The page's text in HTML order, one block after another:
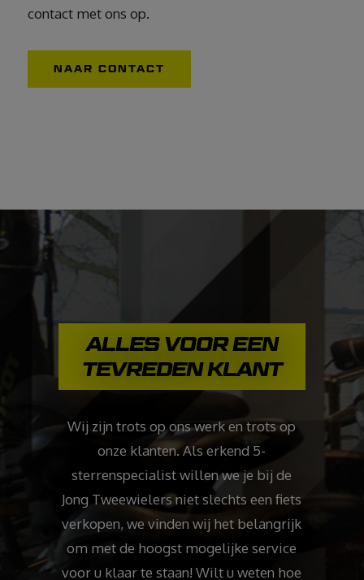
contact met ons op.
NAAR CONTACT
ALLES VOOR EEN
TEVREDEN KLANT
Wij zijn trots op ons werk en trots op
onze klanten. Als erkend 5-
sterrenspecialist willen we je bij de
Jong Tweewielers niet slechts een fiets
verkopen, we vinden wij het belangrijk
om met de hoogst mogelijke service
voor u klaar te staan! Wilt u weten hoe